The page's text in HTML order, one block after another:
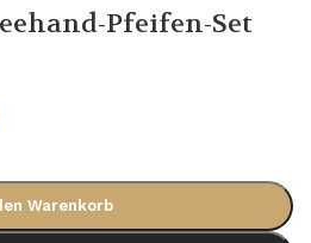
Pfeifen-Set
Warenkorb